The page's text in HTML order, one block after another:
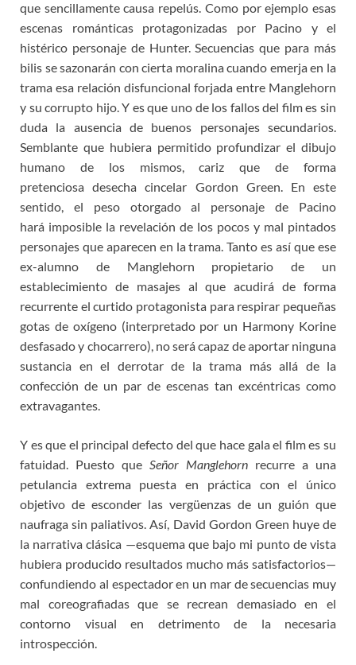
que sencillamente causa repelús. Como por ejemplo esas
escenas románticas protagonizadas por Pacino y el
histérico personaje de Hunter. Secuencias que para más
bilis se sazonarán con cierta moralina cuando emerja en la
trama esa relación disfuncional forjada entre Manglehorn
y su corrupto hijo. Y es que uno de los fallos del film es sin
duda la ausencia de buenos personajes secundarios.
Semblante que hubiera permitido profundizar el dibujo
humano de los mismos, cariz que de forma
pretenciosa desecha cincelar Gordon Green. En este
sentido, el peso otorgado al personaje de Pacino
hará imposible la revelación de los pocos y mal pintados
personajes que aparecen en la trama. Tanto es así que ese
ex-alumno de Manglehorn propietario de un
establecimiento de masajes al que acudirá de forma
recurrente el curtido protagonista para respirar pequeñas
gotas de oxígeno (interpretado por un Harmony Korine
desfasado y chocarrero), no será capaz de aportar ninguna
sustancia en el derrotar de la trama más allá de la
confección de un par de escenas tan excéntricas como
extravagantes.
Y es que el principal defecto del que hace gala el film es su
fatuidad. Puesto que Señor Manglehorn recurre a una
petulancia extrema puesta en práctica con el único
objetivo de esconder las vergüenzas de un guión que
naufraga sin paliativos. Así, David Gordon Green huye de
la narrativa clásica —esquema que bajo mi punto de vista
hubiera producido resultados mucho más satisfactorios—
confundiendo al espectador en un mar de secuencias muy
mal coreografiadas que se recrean demasiado en el
contorno visual en detrimento de la necesaria
introspección.